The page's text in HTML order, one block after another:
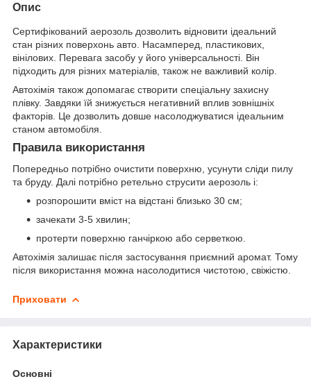
Опис
Сертифікований аерозоль дозволить відновити ідеальний
стан різних поверхонь авто. Насамперед, пластикових,
вінілових. Перевага засобу у його універсальності. Він
підходить для різних матеріалів, також не важливий колір.
Автохімія також допомагає створити спеціальну захисну
плівку. Завдяки їй знижується негативний вплив зовнішніх
факторів. Це дозволить довше насолоджуватися ідеальним
станом автомобіля.
Правила використання
Попередньо потрібно очистити поверхню, усунути сліди пилу
та бруду. Далі потрібно ретельно струсити аерозоль і:
розпорошити вміст на відстані близько 30 см;
зачекати 3-5 хвилин;
протерти поверхню ганчіркою або серветкою.
Автохімія залишає після застосування приємний аромат. Тому
після використання можна насолодитися чистотою, свіжістю.
Приховати
Характеристики
Основні